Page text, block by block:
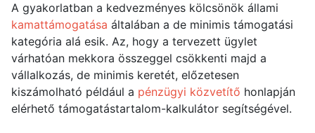
A gyakorlatban a kedvezményes kölcsönök állami
kamattámogatása általában a de minimis támogatási
kategória alá esik. Az, hogy a tervezett ügylet
várhatóan mekkora összeggel csökkenti majd a
vállalkozás, de minimis keretét, előzetesen
kiszámolható például a pénzügyi közvetítő honlapján
elérhető támogatástartalom-kalkulátor segítségével.